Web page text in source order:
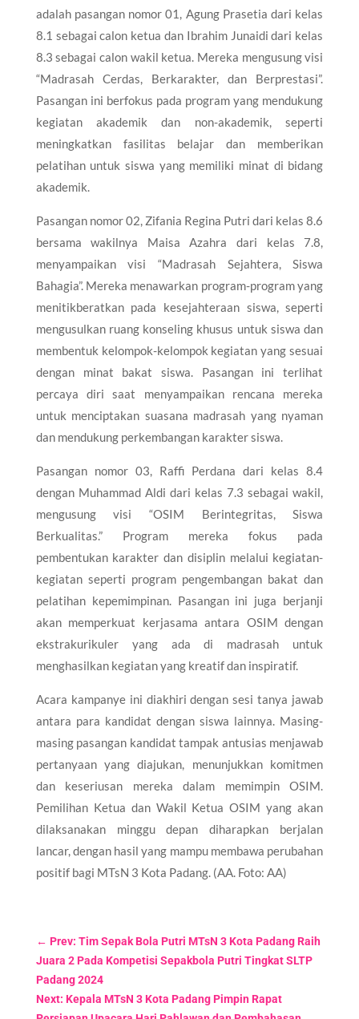
adalah pasangan nomor 01, Agung Prasetia dari kelas
8.1 sebagai calon ketua dan Ibrahim Junaidi dari kelas
8.3 sebagai calon wakil ketua. Mereka mengusung visi
“Madrasah Cerdas, Berkarakter, dan Berprestasi”.
Pasangan ini berfokus pada program yang mendukung
kegiatan akademik dan non-akademik, seperti
meningkatkan fasilitas belajar dan memberikan
pelatihan untuk siswa yang memiliki minat di bidang
akademik.
Pasangan nomor 02, Zifania Regina Putri dari kelas 8.6
bersama wakilnya Maisa Azahra dari kelas 7.8,
menyampaikan visi “Madrasah Sejahtera, Siswa
Bahagia”. Mereka menawarkan program-program yang
menitikberatkan pada kesejahteraan siswa, seperti
mengusulkan ruang konseling khusus untuk siswa dan
membentuk kelompok-kelompok kegiatan yang sesuai
dengan minat bakat siswa. Pasangan ini terlihat
percaya diri saat menyampaikan rencana mereka
untuk menciptakan suasana madrasah yang nyaman
dan mendukung perkembangan karakter siswa.
Pasangan nomor 03, Raffi Perdana dari kelas 8.4
dengan Muhammad Aldi dari kelas 7.3 sebagai wakil,
mengusung visi “OSIM Berintegritas, Siswa
Berkualitas.” Program mereka fokus pada
pembentukan karakter dan disiplin melalui kegiatan-
kegiatan seperti program pengembangan bakat dan
pelatihan kepemimpinan. Pasangan ini juga berjanji
akan memperkuat kerjasama antara OSIM dengan
ekstrakurikuler yang ada di madrasah untuk
menghasilkan kegiatan yang kreatif dan inspiratif.
Acara kampanye ini diakhiri dengan sesi tanya jawab
antara para kandidat dengan siswa lainnya. Masing-
masing pasangan kandidat tampak antusias menjawab
pertanyaan yang diajukan, menunjukkan komitmen
dan keseriusan mereka dalam memimpin OSIM.
Pemilihan Ketua dan Wakil Ketua OSIM yang akan
dilaksanakan minggu depan diharapkan berjalan
lancar, dengan hasil yang mampu membawa perubahan
positif bagi MTsN 3 Kota Padang. (AA. Foto: AA)
← Prev: Tim Sepak Bola Putri MTsN 3 Kota Padang Raih
Juara 2 Pada Kompetisi Sepakbola Putri Tingkat SLTP
Padang 2024
Next: Kepala MTsN 3 Kota Padang Pimpin Rapat